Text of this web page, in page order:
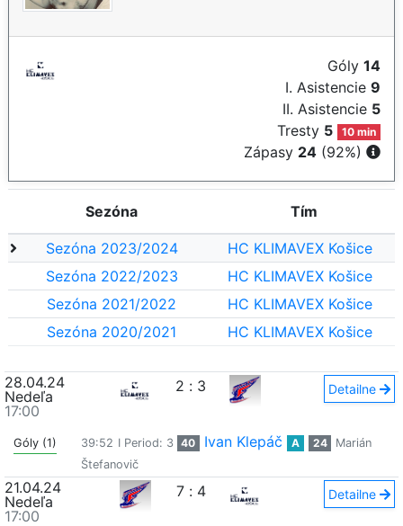
Góly 14
I. Asistencie 9
II. Asistencie 5
Tresty 5 10 min
Zápasy 24 (92%)
Sezóna Tím
Sezóna 2023/2024
HC KLIMAVEX Košice
Sezóna 2022/2023
HC KLIMAVEX Košice
Sezóna 2021/2022
HC KLIMAVEX Košice
Sezóna 2020/2021
HC KLIMAVEX Košice
28.04.24
Nedeľa
17:00
2 : 3 Detailne
Góly (1) 39:52 I Period: 3 40 Ivan Klepáč A 24
Marián
Štefanovič
21.04.24
Nedeľa
17:00
7 : 4 Detailne